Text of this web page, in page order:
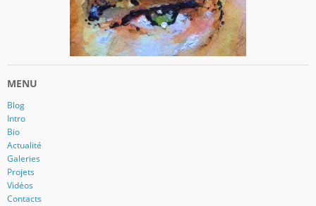
MENU
Blog
Intro
Bio
Actualité
Galeries
Projets
Vidéos
Contacts